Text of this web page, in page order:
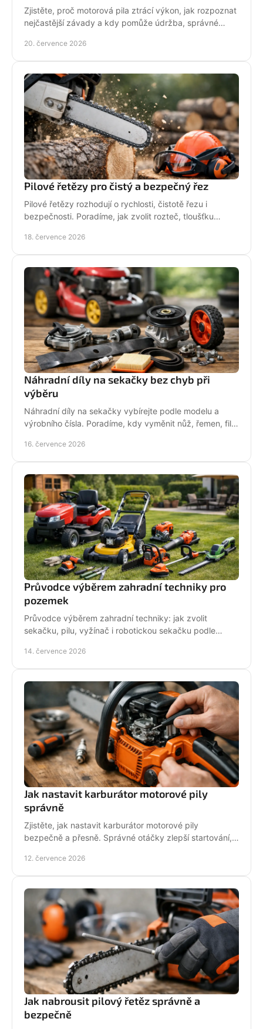
Zjistěte, proč motorová pila ztrácí výkon, jak rozpoznat
nejčastější závady a kdy pomůže údržba, správné
20. července 2026
Pilové řetězy pro čistý a bezpečný řez
Pilové řetězy rozhodují o rychlosti, čistotě řezu i
bezpečnosti. Poradíme, jak zvolit rozteč, tloušťku
18. července 2026
Náhradní díly na sekačky bez chyb při
výběru
Náhradní díly na sekačky vybírejte podle modelu a
výrobního čísla. Poradíme, kdy vyměnit nůž, řemen, filtr
16. července 2026
Průvodce výběrem zahradní techniky pro
pozemek
Průvodce výběrem zahradní techniky: jak zvolit
sekačku, pilu, vyžínač i robotickou sekačku podle
podpory.
14. července 2026
Jak nastavit karburátor motorové pily
správně
Zjistěte, jak nastavit karburátor motorové pily
bezpečně a přesně. Správné otáčky zlepší startování,
12. července 2026
Jak nabrousit pilový řetěz správně a
bezpečně